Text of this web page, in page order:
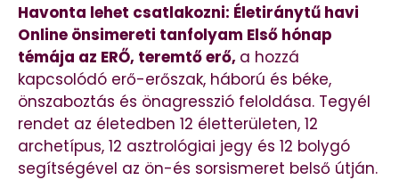
Havonta lehet csatlakozni: Életiránytű havi
Online önsimereti tanfolyam Első hónap
témája az ERŐ, teremtő erő, a hozzá
kapcsolódó erő-erőszak, háború és béke,
önszaboztás és önagresszió feloldása. Tegyél
rendet az életedben 12 életterületen, 12
archetípus, 12 asztrológiai jegy és 12 bolygó
segítségével az ön-és sorsismeret belső útján.